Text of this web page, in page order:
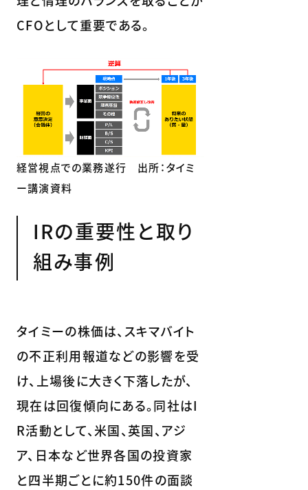
CFOとして重要である。
経営視点での業務遂行 出所：タイミ
ー講演資料
IRの重要性と取り
組み事例
タイミーの株価は、スキマバイト
の不正利用報道などの影響を受
け、上場後に大きく下落したが、
現在は回復傾向にある。同社はI
R活動として、米国、英国、アジ
ア、日本など世界各国の投資家
と四半期ごとに約150件の面談